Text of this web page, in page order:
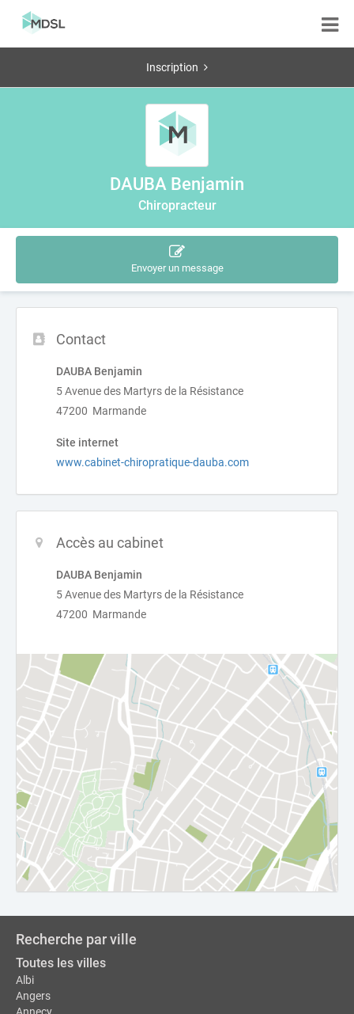
Inscription
DAUBA Benjamin
Chiropracteur
Envoyer un message
Contact
DAUBA Benjamin
5 Avenue des Martyrs de la Résistance
47200 Marmande
Site internet
www.cabinet-chiropratique-dauba.com
Accès au cabinet
DAUBA Benjamin
5 Avenue des Martyrs de la Résistance
47200 Marmande
Recherche par ville
Toutes les villes
Albi
Angers